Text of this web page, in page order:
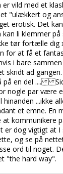
vild med et
"ulækkert og
erotisk. Det
li klemmer på
tør fortælle
for at få et
i bare
skridt ad
på en del ....
nogle par være
...ikke
et emne. En
kommunikere
er dog vigtigt at I
og se på
ord til noget.
"the hard way".